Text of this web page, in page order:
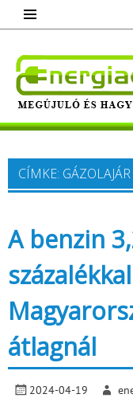
content
Megújuló és
Minden, ami
CÍMKE: GÁZOLAJÁR
A benzin
átlagnál
2024-04-19